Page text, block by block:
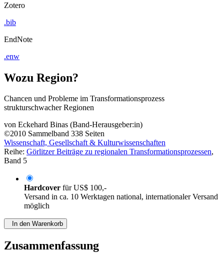
Zotero
.bib
EndNote
.enw
Wozu Region?
Chancen und Probleme im Transformationsprozess
strukturschwacher Regionen
von Eckehard Binas (Band-Herausgeber:in)
©2010 Sammelband 338 Seiten
Wissenschaft, Gesellschaft & Kulturwissenschaften
Reihe: Görlitzer Beiträge zu regionalen Transformationsprozessen,
Band 5
Hardcover fürUS$ 100,-
Versand in ca. 10 Werktagen national, internationaler Versand
möglich
In den Warenkorb
Zusammenfassung